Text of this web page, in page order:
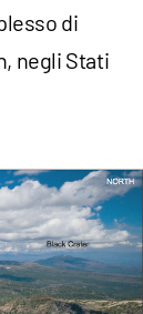
di
negli Stati